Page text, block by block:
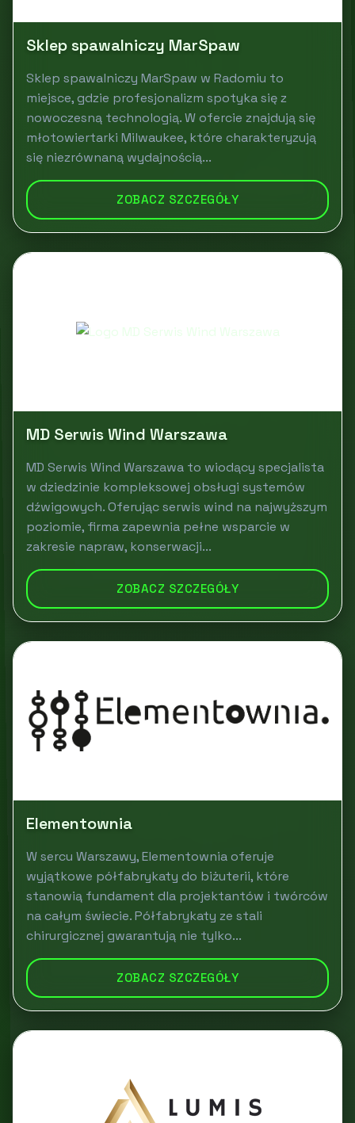
Sklep spawalniczy MarSpaw
Sklep spawalniczy MarSpaw w Radomiu to
miejsce, gdzie profesjonalizm spotyka się z
nowoczesną technologią. W ofercie znajdują się
młotowiertarki Milwaukee, które charakteryzują
się niezrównaną wydajnością...
ZOBACZ SZCZEGÓŁY
MD Serwis Wind Warszawa
MD Serwis Wind Warszawa to wiodący specjalista
w dziedzinie kompleksowej obsługi systemów
dźwigowych. Oferując serwis wind na najwyższym
poziomie, firma zapewnia pełne wsparcie w
zakresie napraw, konserwacji...
ZOBACZ SZCZEGÓŁY
Elementownia
W sercu Warszawy, Elementownia oferuje
wyjątkowe półfabrykaty do biżuterii, które
stanowią fundament dla projektantów i twórców
na całym świecie. Półfabrykaty ze stali
chirurgicznej gwarantują nie tylko...
ZOBACZ SZCZEGÓŁY